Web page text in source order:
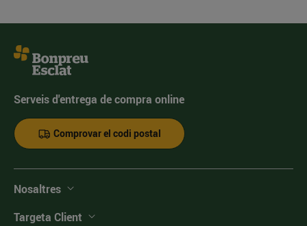
Serveis d'entrega de compra online
Comprovar el codi postal
Nosaltres
Targeta Client